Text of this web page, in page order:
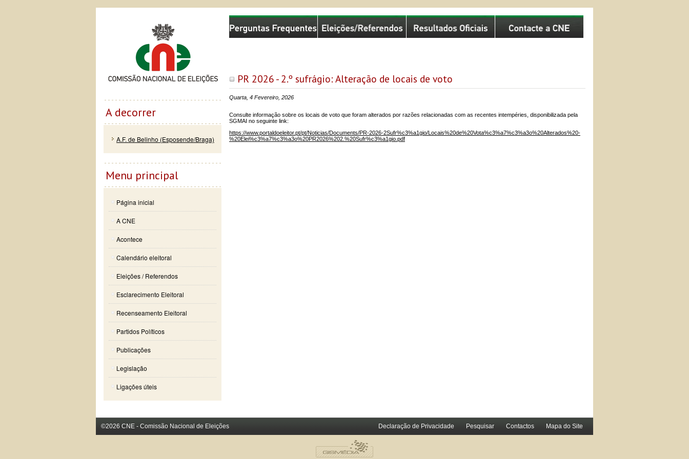
PR 2026 - 2.º sufrágio: Alteração de locais de voto
Quarta, 4 Fevereiro, 2026
Consulte informação sobre os locais de voto que foram alterados por razões relacionadas com as recentes intempéries, disponibilizada pela
SGMAI no seguinte link:
https://www.portaldoeleitor.pt/pt/Noticias/Documents/PR-2026-2Sufr%c3%a1gio/Locais%20de%20Vota%c3%a7%c3%a3o%20Alterados%20-
%20Elei%c3%a7%c3%a3o%20PR2026%202.%20Sufr%c3%a1gio.pdf
Comissão Nacional de Eleições
A decorrer
A.F. de Belinho (Esposende/Braga)
Menu principal
Página inicial
A CNE
Acontece
Calendário eleitoral
Eleições / Referendos
Esclarecimento Eleitoral
Recenseamento Eleitoral
Partidos Políticos
Publicações
Legislação
Ligações úteis
©2026 CNE - Comissão Nacional de Eleições Declaração de Privacidade Pesquisar Contactos Mapa do Site